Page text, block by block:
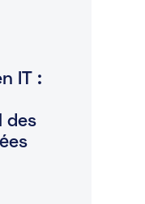
IT :
des